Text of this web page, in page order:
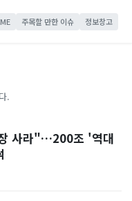
주목할 만한 이슈 정보창고
.
사라"…200조 '역대